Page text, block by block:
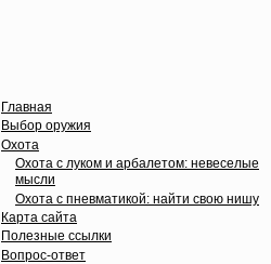
Главная
Выбор оружия
Охота
Охота с луком и арбалетом: невеселые
мысли
Охота с пневматикой: найти свою нишу
Карта сайта
Полезные ссылки
Вопрос-ответ